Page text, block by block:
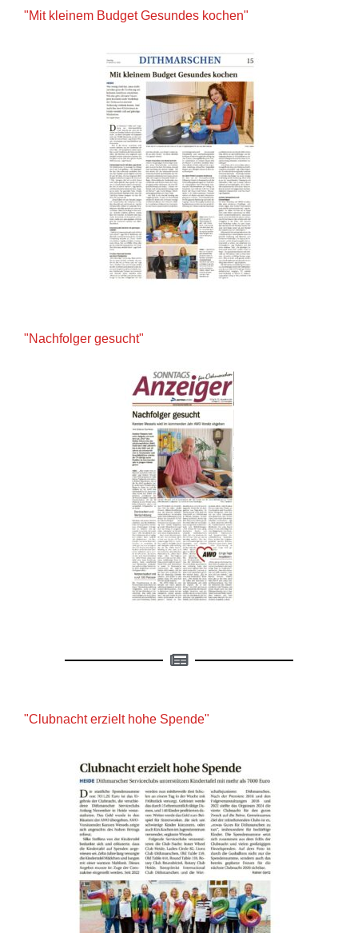
"Mit kleinem Budget Gesundes kochen"
"Nachfolger gesucht"
"Clubnacht erzielt hohe Spende"